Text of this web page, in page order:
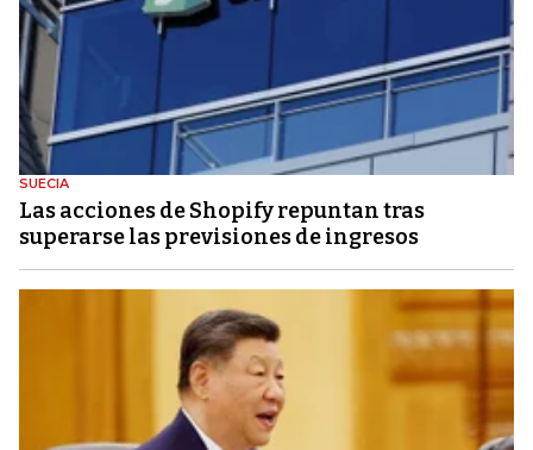
SUECIA
Las acciones de Shopify repuntan tras
superarse las previsiones de ingresos